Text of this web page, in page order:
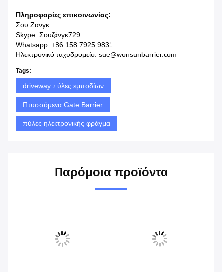
Πληροφορίες επικοινωνίας:
Σου Ζανγκ
Skype: Σουζάνγκ729
Whatsapp: +86 158 7925 9831
Ηλεκτρονικό ταχυδρομείο: sue@wonsunbarrier.com
Tags:
driveway πύλες εμποδίων
Πτυσσόμενα Gate Barrier
πύλες ηλεκτρονικής φράγμα
Παρόμοια προϊόντα